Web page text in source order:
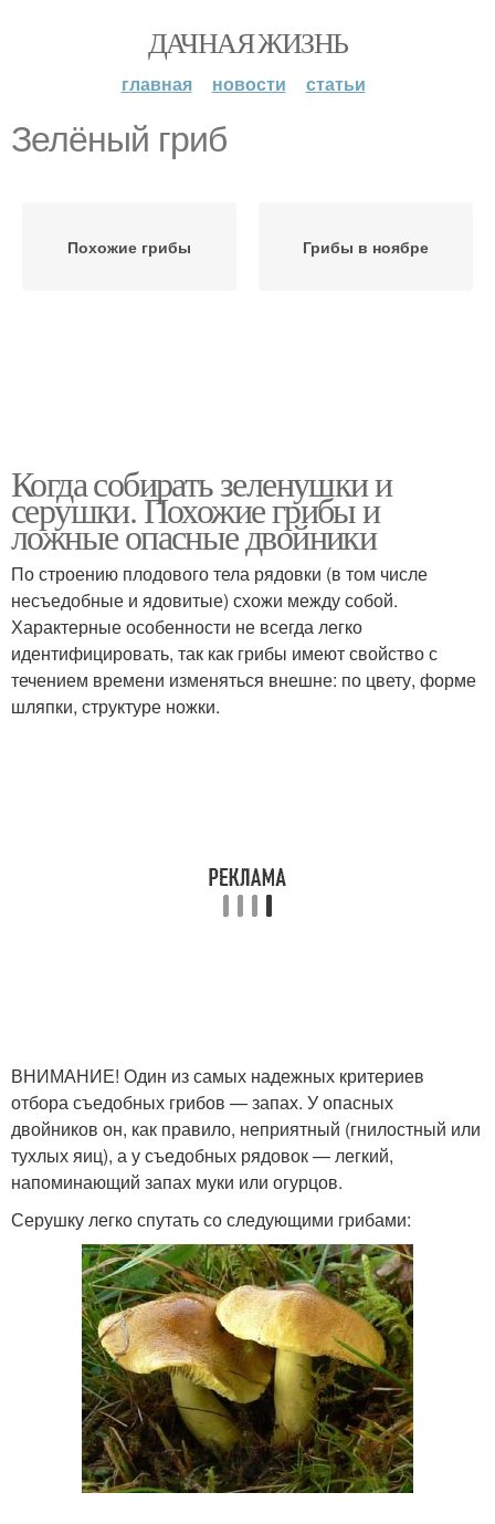
ДАЧНАЯ ЖИЗНЬ
главная новости статьи
Зелёный гриб
Похожие грибы Грибы в ноябре
Когда собирать зеленушки и
серушки. Похожие грибы и
ложные опасные двойники
По строению плодового тела рядовки (в том числе
несъедобные и ядовитые) схожи между собой.
Характерные особенности не всегда легко
идентифицировать, так как грибы имеют свойство с
течением времени изменяться внешне: по цвету, форме
шляпки, структуре ножки.
ВНИМАНИЕ! Один из самых надежных критериев
отбора съедобных грибов — запах. У опасных
двойников он, как правило, неприятный (гнилостный или
тухлых яиц), а у съедобных рядовок — легкий,
напоминающий запах муки или огурцов.
Серушку легко спутать со следующими грибами: